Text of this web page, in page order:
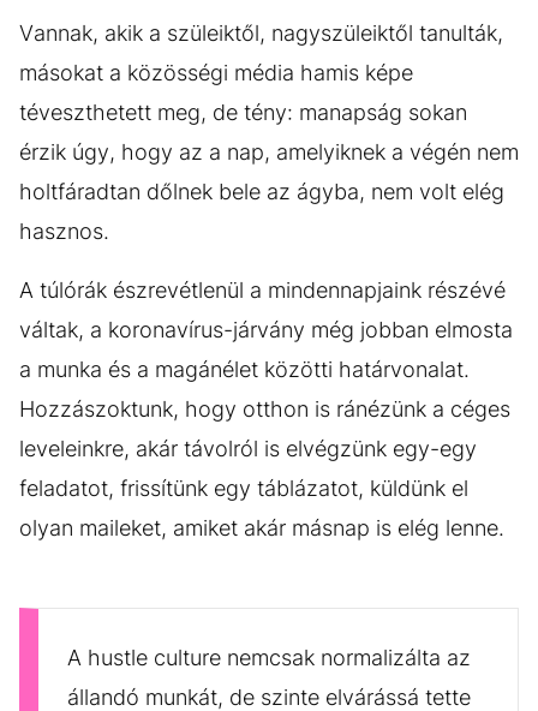
Vannak, akik a szüleiktől, nagyszüleiktől tanulták,
másokat a közösségi média hamis képe
téveszthetett meg, de tény: manapság sokan
érzik úgy, hogy az a nap, amelyiknek a végén nem
holtfáradtan dőlnek bele az ágyba, nem volt elég
hasznos.
A túlórák észrevétlenül a mindennapjaink részévé
váltak, a koronavírus-járvány még jobban elmosta
a munka és a magánélet közötti határvonalat.
Hozzászoktunk, hogy otthon is ránézünk a céges
leveleinkre, akár távolról is elvégzünk egy-egy
feladatot, frissítünk egy táblázatot, küldünk el
olyan maileket, amiket akár másnap is elég lenne.
A hustle culture nemcsak normalizálta az
állandó munkát, de szinte elvárássá tette